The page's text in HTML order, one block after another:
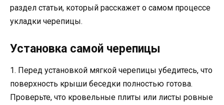
раздел статьи, который расскажет о самом процессе
укладки черепицы.
Установка самой черепицы
1. Перед установкой мягкой черепицы убедитесь, что
поверхность крыши беседки полностью готова.
Проверьте, что кровельные плиты или листы ровные